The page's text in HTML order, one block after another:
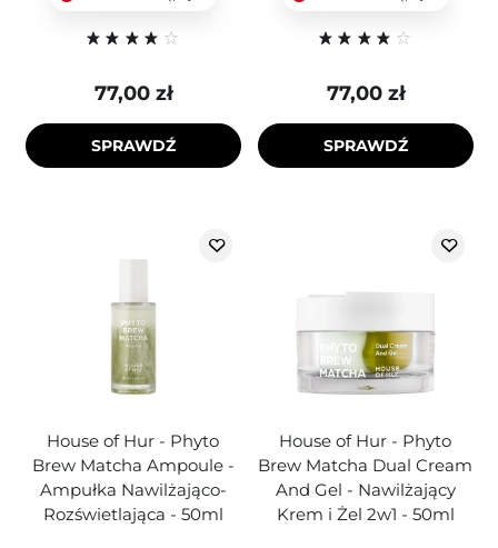
77,00 zł
SPRAWDŹ
77,00 zł
SPRAWDŹ
House of Hur - Phyto
Brew Matcha Ampoule -
Ampułka Nawilżająco-
Rozświetlająca - 50ml
House of Hur - Phyto
Brew Matcha Dual Cream
And Gel - Nawilżający
Krem i Żel 2w1 - 50ml